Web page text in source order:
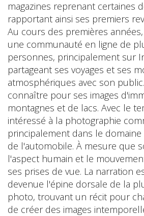
magazines reprenant certaines
rapportant ainsi ses premiers
Au cours des premières
une communauté en ligne de
personnes, principalement sur
partageant ses voyages et ses
atmosphériques avec son
connaître pour ses images
montagnes et de lacs. Avec le
intéressé à la photographie
principalement dans le
de l'automobile. À mesure que
l'aspect humain et le
ses prises de vue. La narration
devenue l'épine dorsale de la
photo, trouvant un récit pour
de créer des images